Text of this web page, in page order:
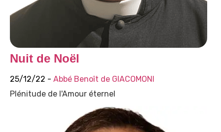
Nuit de Noël
25/12/22 - Abbé Benoît de GIACOMONI
Plénitude de l'Amour éternel